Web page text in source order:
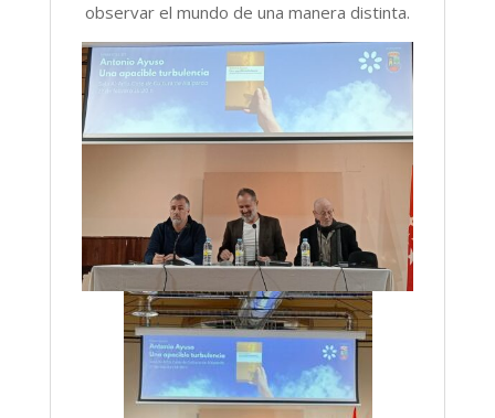
observar el mundo de una manera distinta.